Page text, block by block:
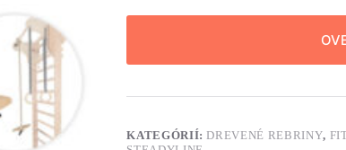
KATEGÓRIÍ:DREVENÉ REBRINY,